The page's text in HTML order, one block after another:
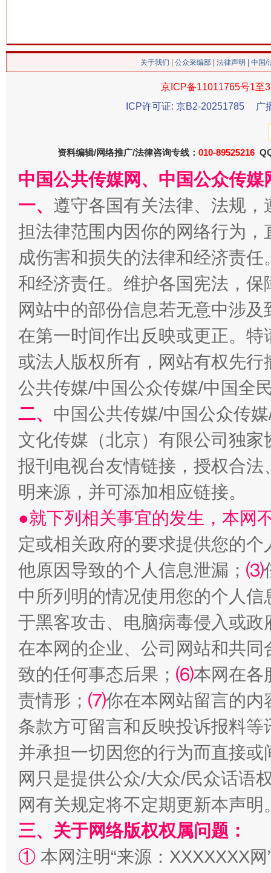
习近平的博鳌关键词
魏明亮
“刷贴”乱象丛生
揭批美国五大"原罪" "炒
解纷+调解+退费，一次搞定
站台名比不上好声名
关于我们 公众采编部 法律声明 | 中国
京ICP备11011765号1至
ICP许可证: 京B2-20251785
广
资料编辑/网络推广/法律咨询专线： 010-89525216
中国公共传媒网、中国公众传
一、 遵守各国有关法律、法规
担法律范围内因你的网络行为
成伤害和损失的法律和经济责
和经济责任。维护各国宪法，
网站中的部份信息若无意中涉
在第一时间作出反映或更正。
或法人版权所有，网站有权先
公共传媒/中国公众传媒/中国全
二、 中国公共传媒/中国公众传
文化传媒（北京）有限公司独
报刊电视台友情链接，授权合
明来源，并可添加相应链接。
●就下列相关事宜的发生，本网
定或相关政府的要求提供您的个
他原因导致的个人信息泄漏； ⑶
中所列明的情况使用您的个人
于黑客攻击、电脑病毒侵入或
在本网的企业、公司网站和共
致的任何事态后果； ⑹本网在各
责情形； ⑺你在本网站留言的内
条款方可留言和反映投诉报料
并承担一切因您的行为而直接
网只是提供公众/大众/民众话语
网有关规定将不定期更新本声明
三、关于网络版权权属问题：
① 本网注明“来源：XXXXXXX